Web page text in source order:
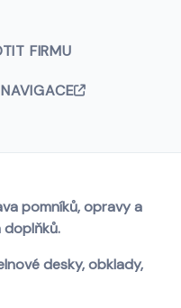
FIRMU
NAVIGACE
pomníků, opravy a
doplňků.
desky, obklady,